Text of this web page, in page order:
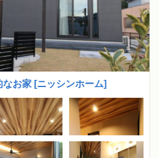
お家 [ニッシンホーム]